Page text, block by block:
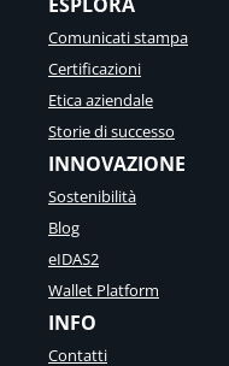
Comunicati stampa
Certificazioni
Etica aziendale
Storie di successo
INNOVAZIONE
Sostenibilità
Blog
eIDAS2
Wallet Platform
INFO
Contatti